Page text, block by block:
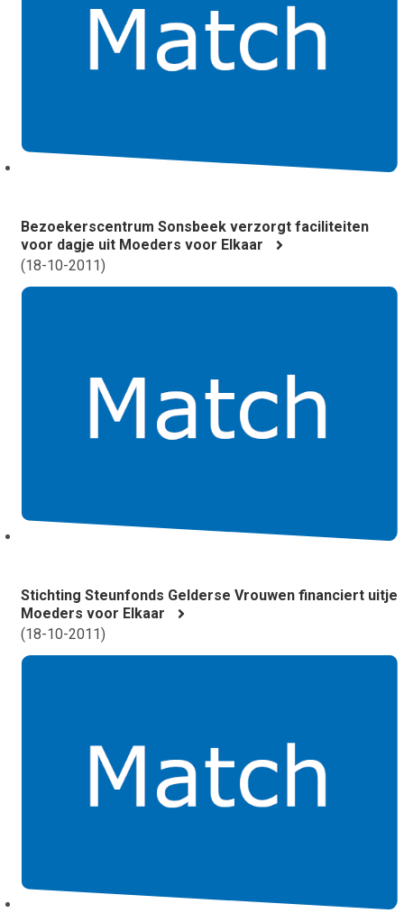
Bezoekerscentrum Sonsbeek verzorgt faciliteiten
voor dagje uit Moeders voor Elkaar
(18-10-2011)
Stichting Steunfonds Gelderse Vrouwen financiert uitje
Moeders voor Elkaar
(18-10-2011)